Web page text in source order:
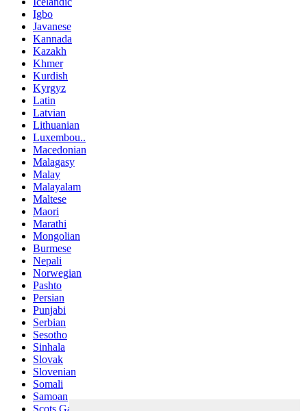
Igbo
Javanese
Kannada
Kazakh
Khmer
Kurdish
Kyrgyz
Latin
Latvian
Lithuanian
Luxembou..
Macedonian
Malagasy
Malay
Malayalam
Maltese
Maori
Marathi
Mongolian
Burmese
Nepali
Norwegian
Pashto
Persian
Punjabi
Serbian
Sesotho
Sinhala
Slovak
Slovenian
Somali
Samoan
Scots Gaelic